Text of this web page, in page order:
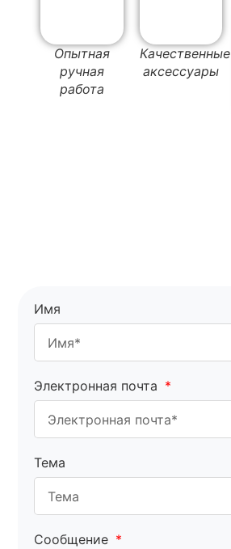
Опытная
ручная
работа
Качественные
аксессуары
Имя
Электронная почта
Тема
Сообщение